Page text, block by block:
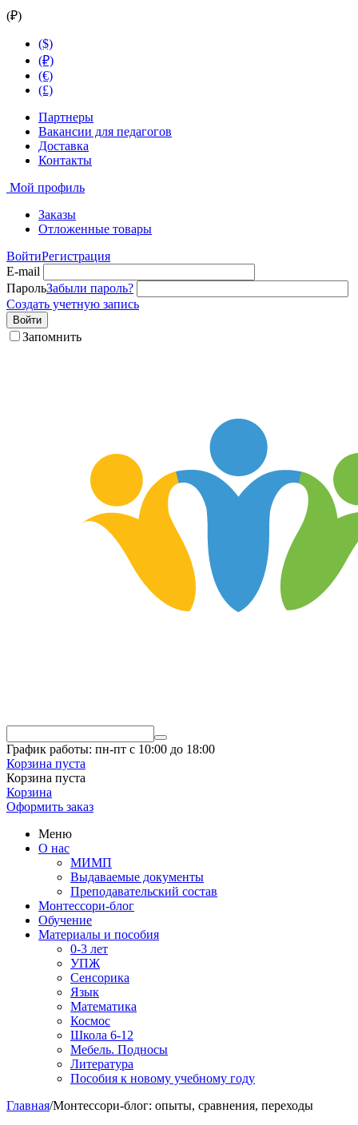
(₽)
($)
(₽)
(€)
(£)
Партнеры
Вакансии для педагогов
Доставка
Контакты
Мой профиль
Заказы
Отложенные товары
ВойтиРегистрация
E-mail
ПарольЗабыли пароль?
Создать учетную запись
Войти
Запомнить
График работы: пн-пт с 10:00 до 18:00
Корзина пуста
Корзина пуста
Корзина
Оформить заказ
Меню
О нас
МИМП
Выдаваемые документы
Преподавательский состав
Монтессори-блог
Обучение
Материалы и пособия
0-3 лет
УПЖ
Сенсорика
Язык
Математика
Космос
Школа 6-12
Мебель. Подносы
Литература
Пособия к новому учебному году
Главная/Монтессори-блог: опыты, сравнения, переходы